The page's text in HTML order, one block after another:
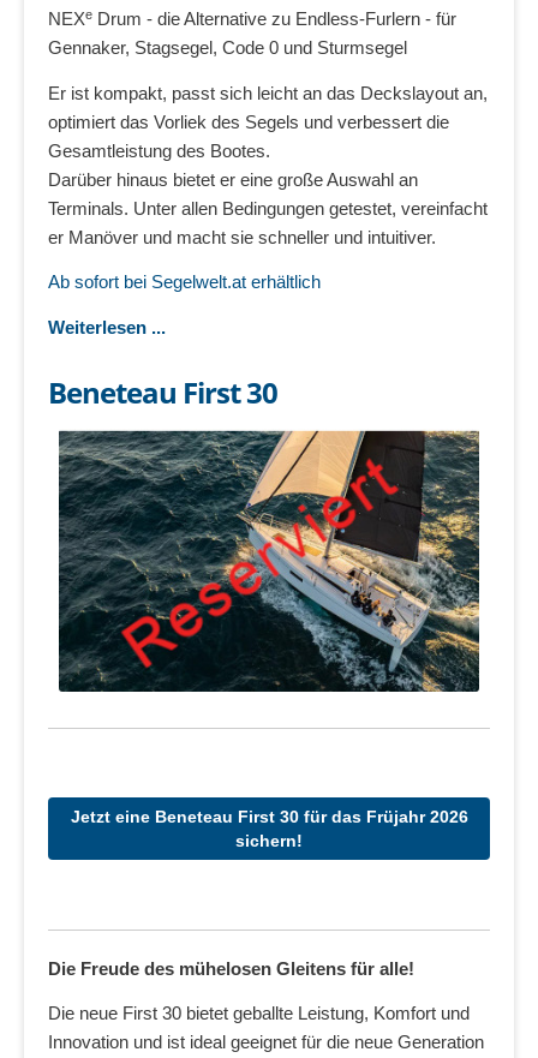
NEXe Drum - die Alternative zu Endless-Furlern - für
Gennaker, Stagsegel, Code 0 und Sturmsegel
Er ist kompakt, passt sich leicht an das Deckslayout an,
optimiert das Vorliek des Segels und verbessert die
Gesamtleistung des Bootes.
Darüber hinaus bietet er eine große Auswahl an
Terminals. Unter allen Bedingungen getestet, vereinfacht
er Manöver und macht sie schneller und intuitiver.
Ab sofort bei Segelwelt.at erhältlich
Weiterlesen ...
Beneteau First 30
Jetzt eine Beneteau First 30 für das Früjahr 2026
sichern!
Die Freude des mühelosen Gleitens für alle!
Die neue First 30 bietet geballte Leistung, Komfort und
Innovation und ist ideal geeignet für die neue Generation